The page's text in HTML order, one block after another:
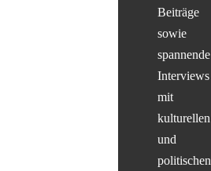
Beiträge
sowie
spannende
Interviews
mit
kulturellen
und
politischen